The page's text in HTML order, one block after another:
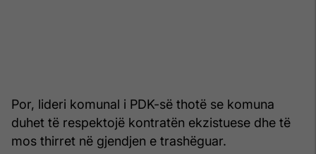
Por, lideri komunal i PDK-së thotë se komuna
duhet të respektojë kontratën ekzistuese dhe të
mos thirret në gjendjen e trashëguar.